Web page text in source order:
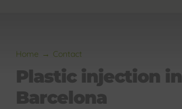
Home Contact
Plastic injection in
Barcelona